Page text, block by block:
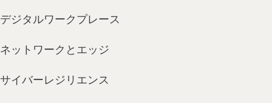
デジタルワークプレース
ネットワークとエッジ
サイバーレジリエンス